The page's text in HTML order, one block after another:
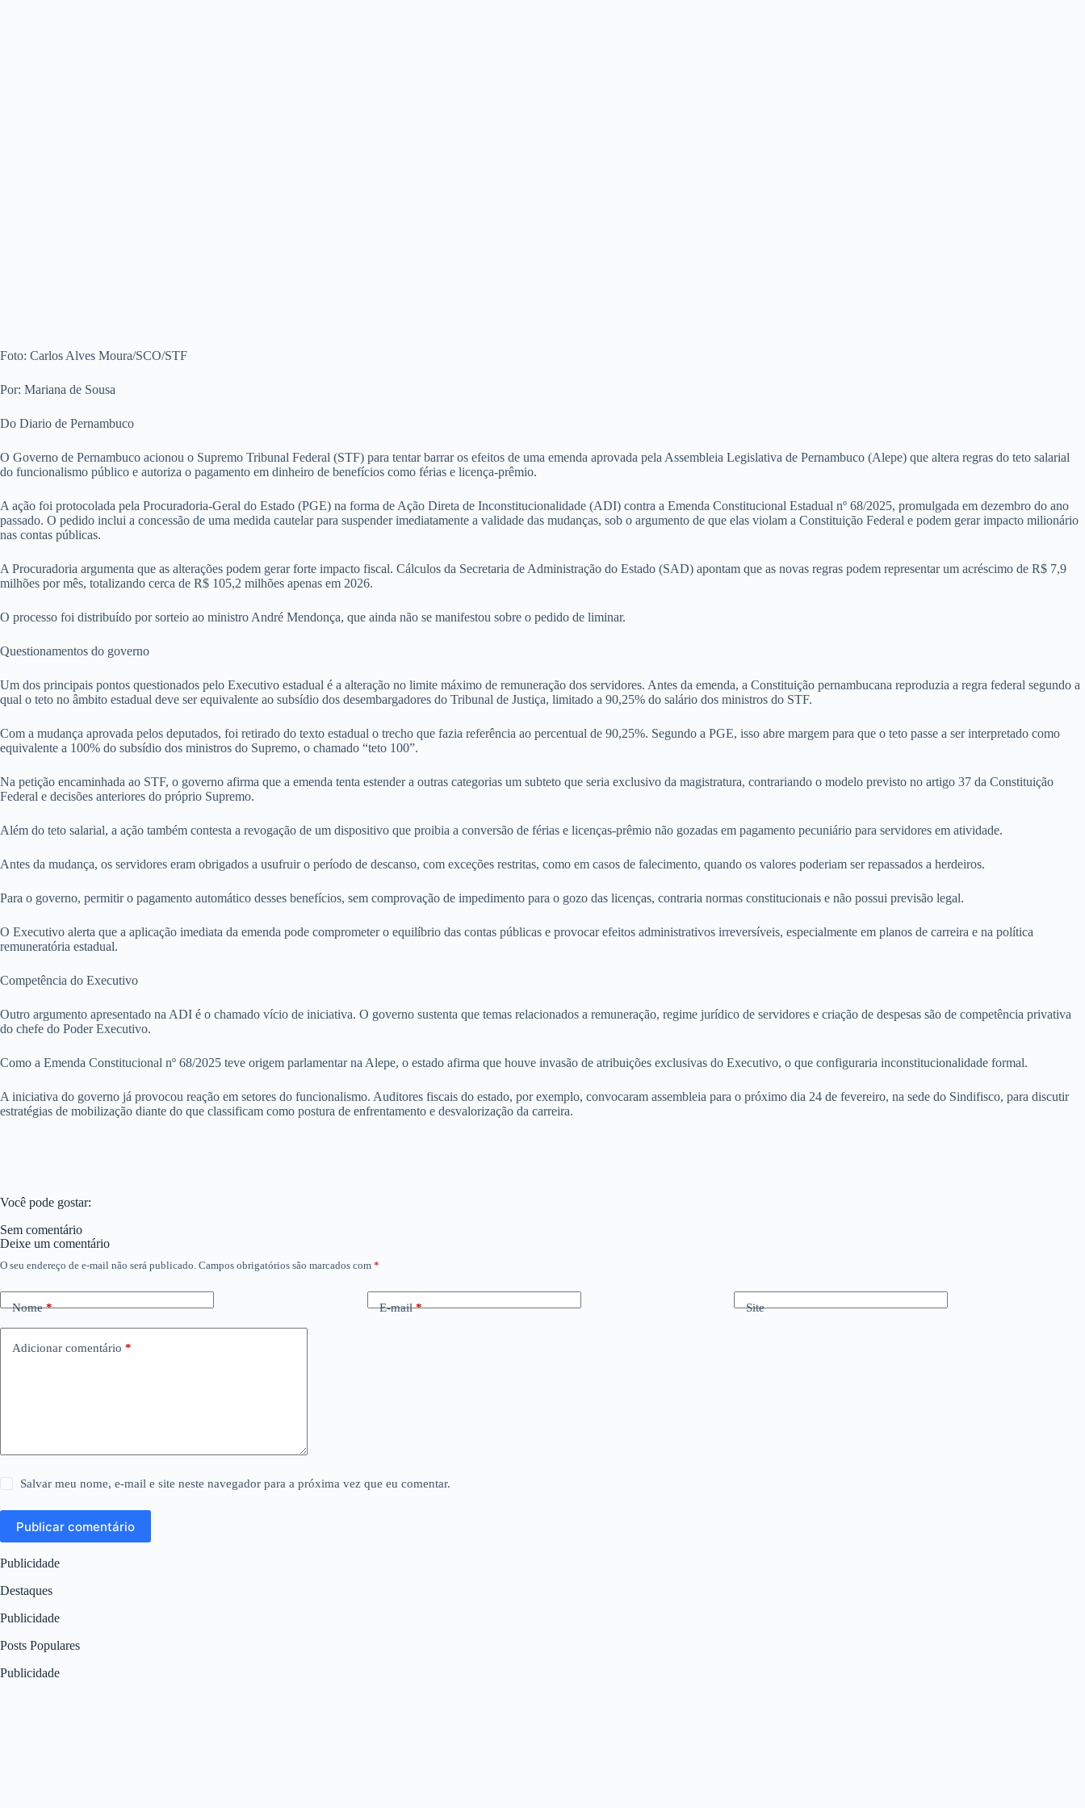
Foto: Carlos Alves Moura/SCO/STF
Por: Mariana de Sousa
Do Diario de Pernambuco
O Governo de Pernambuco acionou o Supremo Tribunal Federal (STF) para tentar barrar os efeitos de uma emenda aprovada pela Assembleia Legislativa de Pernambuco (Alepe) que altera regras do teto salarial
do funcionalismo público e autoriza o pagamento em dinheiro de benefícios como férias e licença-prêmio.
A ação foi protocolada pela Procuradoria-Geral do Estado (PGE) na forma de Ação Direta de Inconstitucionalidade (ADI) contra a Emenda Constitucional Estadual nº 68/2025, promulgada em dezembro do ano
passado. O pedido inclui a concessão de uma medida cautelar para suspender imediatamente a validade das mudanças, sob o argumento de que elas violam a Constituição Federal e podem gerar impacto milionário
nas contas públicas.
A Procuradoria argumenta que as alterações podem gerar forte impacto fiscal. Cálculos da Secretaria de Administração do Estado (SAD) apontam que as novas regras podem representar um acréscimo de R$ 7,9
milhões por mês, totalizando cerca de R$ 105,2 milhões apenas em 2026.
O processo foi distribuído por sorteio ao ministro André Mendonça, que ainda não se manifestou sobre o pedido de liminar.
Questionamentos do governo
Um dos principais pontos questionados pelo Executivo estadual é a alteração no limite máximo de remuneração dos servidores. Antes da emenda, a Constituição pernambucana reproduzia a regra federal segundo a
qual o teto no âmbito estadual deve ser equivalente ao subsídio dos desembargadores do Tribunal de Justiça, limitado a 90,25% do salário dos ministros do STF.
Com a mudança aprovada pelos deputados, foi retirado do texto estadual o trecho que fazia referência ao percentual de 90,25%. Segundo a PGE, isso abre margem para que o teto passe a ser interpretado como
equivalente a 100% do subsídio dos ministros do Supremo, o chamado “teto 100”.
Na petição encaminhada ao STF, o governo afirma que a emenda tenta estender a outras categorias um subteto que seria exclusivo da magistratura, contrariando o modelo previsto no artigo 37 da Constituição
Federal e decisões anteriores do próprio Supremo.
Além do teto salarial, a ação também contesta a revogação de um dispositivo que proibia a conversão de férias e licenças-prêmio não gozadas em pagamento pecuniário para servidores em atividade.
Antes da mudança, os servidores eram obrigados a usufruir o período de descanso, com exceções restritas, como em casos de falecimento, quando os valores poderiam ser repassados a herdeiros.
Para o governo, permitir o pagamento automático desses benefícios, sem comprovação de impedimento para o gozo das licenças, contraria normas constitucionais e não possui previsão legal.
O Executivo alerta que a aplicação imediata da emenda pode comprometer o equilíbrio das contas públicas e provocar efeitos administrativos irreversíveis, especialmente em planos de carreira e na política
remuneratória estadual.
Competência do Executivo
Outro argumento apresentado na ADI é o chamado vício de iniciativa. O governo sustenta que temas relacionados a remuneração, regime jurídico de servidores e criação de despesas são de competência privativa
do chefe do Poder Executivo.
Como a Emenda Constitucional nº 68/2025 teve origem parlamentar na Alepe, o estado afirma que houve invasão de atribuições exclusivas do Executivo, o que configuraria inconstitucionalidade formal.
A iniciativa do governo já provocou reação em setores do funcionalismo. Auditores fiscais do estado, por exemplo, convocaram assembleia para o próximo dia 24 de fevereiro, na sede do Sindifisco, para discutir
estratégias de mobilização diante do que classificam como postura de enfrentamento e desvalorização da carreira.
Você pode gostar:
Sem comentário
Deixe um comentário
O seu endereço de e-mail não será publicado. Campos obrigatórios são marcados com *
Nome* E-mail* Site
Adicionar comentário *
Salvar meu nome, e-mail e site neste navegador para a próxima vez que eu comentar.
Publicar comentário
Publicidade
Destaques
Publicidade
Posts Populares
Publicidade